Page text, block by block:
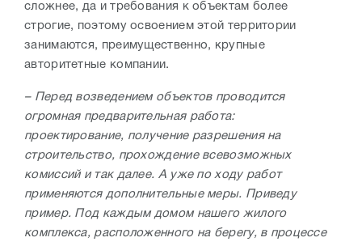
сложнее, да и требования к объектам более
строгие, поэтому освоением этой территории
занимаются, преимущественно, крупные
авторитетные компании.
– Перед возведением объектов проводится
огромная предварительная работа:
проектирование, получение разрешения на
строительство, прохождение всевозможных
комиссий и так далее. А уже по ходу работ
применяются дополнительные меры. Приведу
пример. Под каждым домом нашего жилого
комплекса, расположенного на берегу, в процессе